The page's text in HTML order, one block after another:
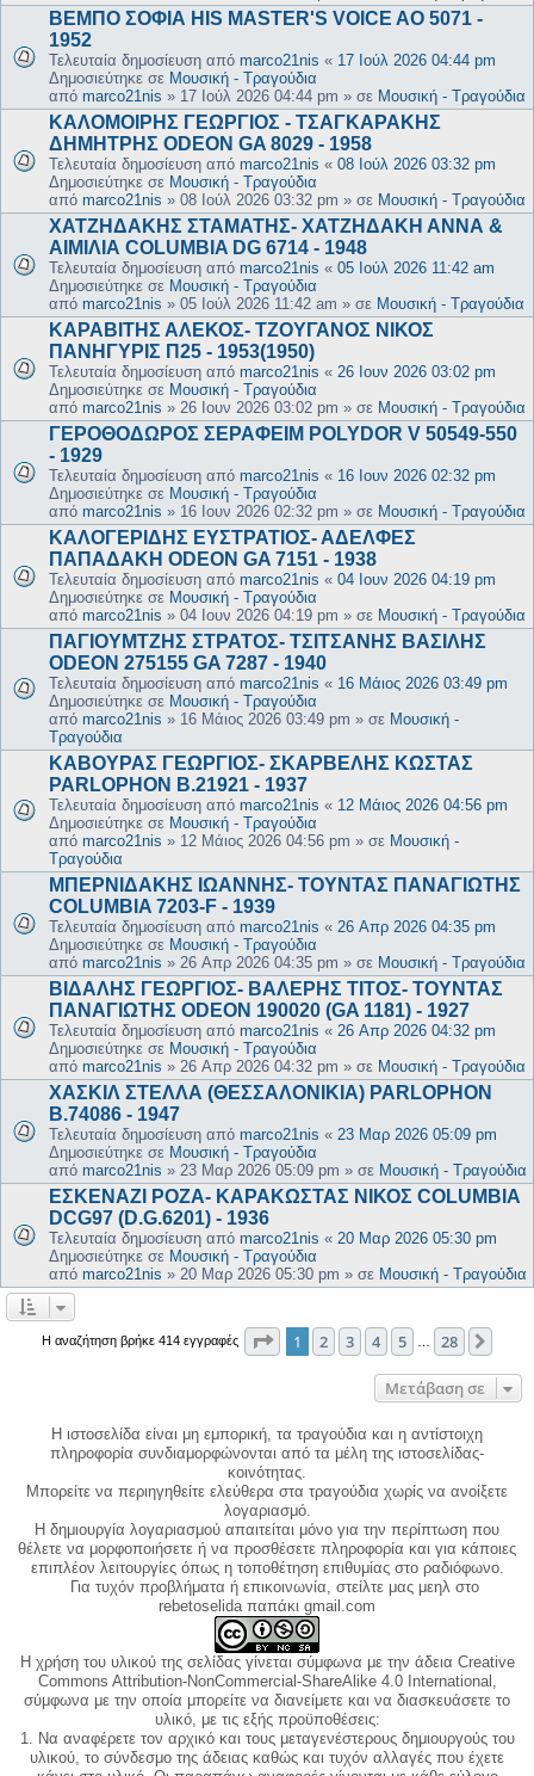
ΒΕΜΠΟ ΣΟΦΙΑ HIS MASTER'S VOICE AO 5071 -
1952
Τελευταία δημοσίευση από marco21nis « 17 Ιούλ 2026 04:44 pm
Δημοσιεύτηκε σε Μουσική - Τραγούδια
από marco21nis » 17 Ιούλ 2026 04:44 pm » σε Μουσική - Τραγούδια
ΚΑΛΟΜΟΙΡΗΣ ΓΕΩΡΓΙΟΣ - ΤΣΑΓΚΑΡΑΚΗΣ
ΔΗΜΗΤΡΗΣ ODEON GA 8029 - 1958
Τελευταία δημοσίευση από marco21nis « 08 Ιούλ 2026 03:32 pm
Δημοσιεύτηκε σε Μουσική - Τραγούδια
από marco21nis » 08 Ιούλ 2026 03:32 pm » σε Μουσική - Τραγούδια
ΧΑΤΖΗΔΑΚΗΣ ΣΤΑΜΑΤΗΣ- ΧΑΤΖΗΔΑΚΗ ΑΝΝΑ &
ΑΙΜΙΛΙΑ COLUMBIA DG 6714 - 1948
Τελευταία δημοσίευση από marco21nis « 05 Ιούλ 2026 11:42 am
Δημοσιεύτηκε σε Μουσική - Τραγούδια
από marco21nis » 05 Ιούλ 2026 11:42 am » σε Μουσική - Τραγούδια
ΚΑΡΑΒΙΤΗΣ ΑΛΕΚΟΣ- ΤΖΟΥΓΑΝΟΣ ΝΙΚΟΣ
ΠΑΝΗΓΥΡΙΣ Π25 - 1953(1950)
Τελευταία δημοσίευση από marco21nis « 26 Ιουν 2026 03:02 pm
Δημοσιεύτηκε σε Μουσική - Τραγούδια
από marco21nis » 26 Ιουν 2026 03:02 pm » σε Μουσική - Τραγούδια
ΓΕΡΟΘΟΔΩΡΟΣ ΣΕΡΑΦΕΙΜ POLYDOR V 50549-550
- 1929
Τελευταία δημοσίευση από marco21nis « 16 Ιουν 2026 02:32 pm
Δημοσιεύτηκε σε Μουσική - Τραγούδια
από marco21nis » 16 Ιουν 2026 02:32 pm » σε Μουσική - Τραγούδια
ΚΑΛΟΓΕΡΙΔΗΣ ΕΥΣΤΡΑΤΙΟΣ- ΑΔΕΛΦΕΣ
ΠΑΠΑΔΑΚΗ ODEON GA 7151 - 1938
Τελευταία δημοσίευση από marco21nis « 04 Ιουν 2026 04:19 pm
Δημοσιεύτηκε σε Μουσική - Τραγούδια
από marco21nis » 04 Ιουν 2026 04:19 pm » σε Μουσική - Τραγούδια
ΠΑΓΙΟΥΜΤΖΗΣ ΣΤΡΑΤΟΣ- ΤΣΙΤΣΑΝΗΣ ΒΑΣΙΛΗΣ
ODEON 275155 GA 7287 - 1940
Τελευταία δημοσίευση από marco21nis « 16 Μάιος 2026 03:49 pm
Δημοσιεύτηκε σε Μουσική - Τραγούδια
από marco21nis » 16 Μάιος 2026 03:49 pm » σε Μουσική -
Τραγούδια
ΚΑΒΟΥΡΑΣ ΓΕΩΡΓΙΟΣ- ΣΚΑΡΒΕΛΗΣ ΚΩΣΤΑΣ
PARLOPHON B.21921 - 1937
Τελευταία δημοσίευση από marco21nis « 12 Μάιος 2026 04:56 pm
Δημοσιεύτηκε σε Μουσική - Τραγούδια
από marco21nis » 12 Μάιος 2026 04:56 pm » σε Μουσική -
Τραγούδια
ΜΠΕΡΝΙΔΑΚΗΣ ΙΩΑΝΝΗΣ- ΤΟΥΝΤΑΣ ΠΑΝΑΓΙΩΤΗΣ
COLUMBIA 7203-F - 1939
Τελευταία δημοσίευση από marco21nis « 26 Απρ 2026 04:35 pm
Δημοσιεύτηκε σε Μουσική - Τραγούδια
από marco21nis » 26 Απρ 2026 04:35 pm » σε Μουσική - Τραγούδια
ΒΙΔΑΛΗΣ ΓΕΩΡΓΙΟΣ- ΒΑΛΕΡΗΣ ΤΙΤΟΣ- ΤΟΥΝΤΑΣ
ΠΑΝΑΓΙΩΤΗΣ ODEON 190020 (GA 1181) - 1927
Τελευταία δημοσίευση από marco21nis « 26 Απρ 2026 04:32 pm
Δημοσιεύτηκε σε Μουσική - Τραγούδια
από marco21nis » 26 Απρ 2026 04:32 pm » σε Μουσική - Τραγούδια
ΧΑΣΚΙΛ ΣΤΕΛΛΑ (ΘΕΣΣΑΛΟΝΙΚΙΑ) PARLOPHON
B.74086 - 1947
Τελευταία δημοσίευση από marco21nis « 23 Μαρ 2026 05:09 pm
Δημοσιεύτηκε σε Μουσική - Τραγούδια
από marco21nis » 23 Μαρ 2026 05:09 pm » σε Μουσική - Τραγούδια
ΕΣΚΕΝΑΖΙ ΡΟΖΑ- ΚΑΡΑΚΩΣΤΑΣ ΝΙΚΟΣ COLUMBIA
DCG97 (D.G.6201) - 1936
Τελευταία δημοσίευση από marco21nis « 20 Μαρ 2026 05:30 pm
Δημοσιεύτηκε σε Μουσική - Τραγούδια
από marco21nis » 20 Μαρ 2026 05:30 pm » σε Μουσική - Τραγούδια
Η αναζήτηση βρήκε 414 εγγραφές Σελίδα από28
1 2 3 4 5 28
Μετάβαση σε
Η ιστοσελίδα είναι μη εμπορική, τα τραγούδια και η αντίστοιχη
πληροφορία συνδιαμορφώνονται από τα μέλη της ιστοσελίδας-
κοινότητας.
Μπορείτε να περιηγηθείτε ελεύθερα στα τραγούδια χωρίς να ανοίξετε
λογαριασμό.
Η δημιουργία λογαριασμού απαιτείται μόνο για την περίπτωση που
θέλετε να μορφοποιήσετε ή να προσθέσετε πληροφορία και για κάποιες
επιπλέον λειτουργίες όπως η τοποθέτηση επιθυμίας στο ραδιόφωνο.
Για τυχόν προβλήματα ή επικοινωνία, στείλτε μας μεηλ στο
rebetoselida παπάκι gmail.com
Η χρήση του υλικού της σελίδας γίνεται σύμφωνα με την άδεια Creative
Commons Attribution-NonCommercial-ShareAlike 4.0 International,
σύμφωνα με την οποία μπορείτε να διανείμετε και να διασκευάσετε το
υλικό, με τις εξής προϋποθέσεις:
1. Να αναφέρετε τον αρχικό και τους μεταγενέστερους δημιουργούς του
υλικού, το σύνδεσμο της άδειας καθώς και τυχόν αλλαγές που έχετε